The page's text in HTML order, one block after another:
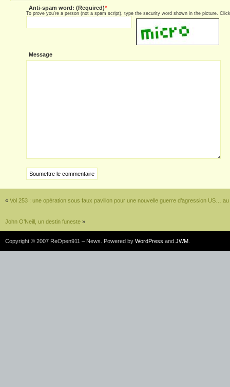
Anti-spam word: (Required)*
To prove you're a person (not a spam script), type the security word shown in the picture.
Message
« Vol 253 : une opération sous faux pavillon pour une nouvelle guerre d’agression US…
John O’Neill, un destin funeste »
Copyright © 2007 ReOpen911 – News. Powered by WordPress and JWM